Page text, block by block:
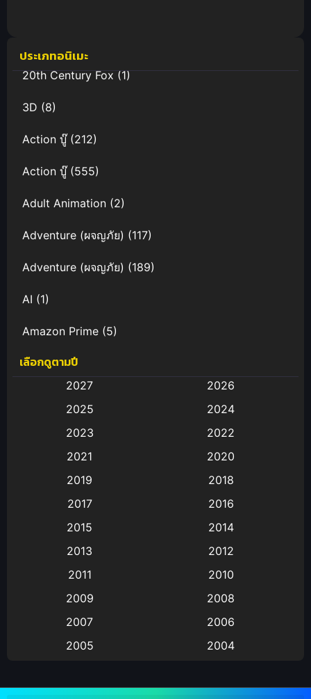
ประเภทอนิเมะ
20th Century Fox(1)
3D (8)
Action บู๊(212)
Action บู๊(555)
Adult Animation (2)
Adventure (ผจญภัย) (117)
Adventure (ผจญภัย) (189)
AI (1)
Amazon Prime (5)
Anal (ประตูหลัง)
Animation การ์ตูน
Animation อนิเมะ
Animation แอนิเมชัน
(9)
Big tits (นมใหญ่)
Bitch (ผู้หญิงร่าน)
เลือกดูตามปี
2027
2026
2025
2024
2023
2022
2021
2020
2019
2018
2017
2016
2015
2014
2013
2012
2011
2010
2009
2008
2007
2006
2005
2004